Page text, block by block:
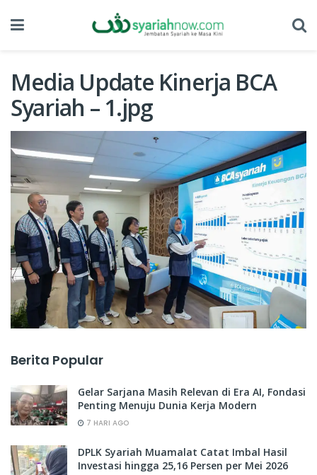
Media Update Kinerja BCA
Syariah – 1.jpg
Berita Popular
Gelar Sarjana Masih Relevan di Era AI, Fondasi
Penting Menuju Dunia Kerja Modern
7 HARI AGO
DPLK Syariah Muamalat Catat Imbal Hasil
Investasi hingga 25,16 Persen per Mei 2026